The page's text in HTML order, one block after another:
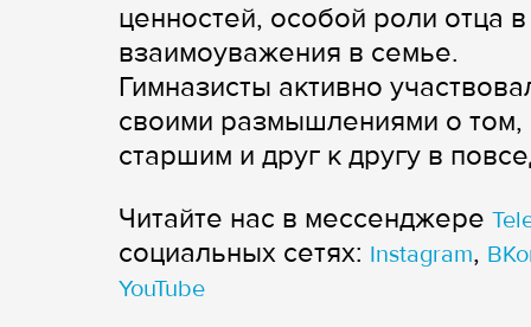
ценностей, особой роли отца
взаимоуважения в семье.
Гимназисты активно
своими размышлениями о том,
старшим и друг к другу в
Читайте нас в мессенджере
cоциальных сетях: Instagram,
YouTube